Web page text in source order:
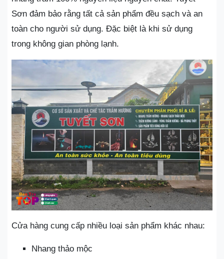
Sơn đảm bảo rằng tất cả sản phẩm đều sạch và an
toàn cho người sử dụng. Đặc biệt là khi sử dụng
trong không gian phòng lạnh.
Cửa hàng cung cấp nhiều loại sản phẩm khác nhau:
Nhang thảo mộc